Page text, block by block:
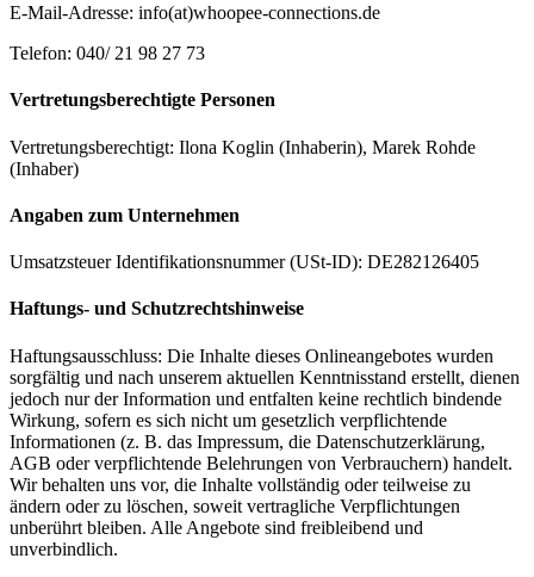
E-Mail-Adresse: info(at)whoopee-connections.de
Telefon: 040/ 21 98 27 73
Vertretungsberechtigte Personen
Vertretungsberechtigt: Ilona Koglin (Inhaberin), Marek Rohde
(Inhaber)
Angaben zum Unternehmen
Umsatzsteuer Identifikationsnummer (USt-ID): DE282126405
Haftungs- und Schutzrechtshinweise
Haftungsausschluss: Die Inhalte dieses Onlineangebotes wurden
sorgfältig und nach unserem aktuellen Kenntnisstand erstellt, dienen
jedoch nur der Information und entfalten keine rechtlich bindende
Wirkung, sofern es sich nicht um gesetzlich verpflichtende
Informationen (z. B. das Impressum, die Datenschutzerklärung,
AGB oder verpflichtende Belehrungen von Verbrauchern) handelt.
Wir behalten uns vor, die Inhalte vollständig oder teilweise zu
ändern oder zu löschen, soweit vertragliche Verpflichtungen
unberührt bleiben. Alle Angebote sind freibleibend und
unverbindlich.